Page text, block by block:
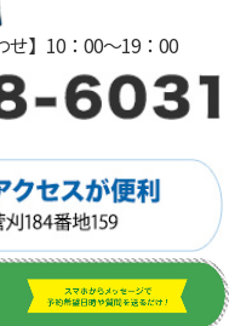
せ】10：00〜19：00